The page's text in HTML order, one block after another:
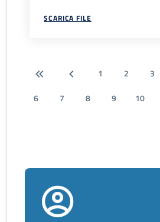
SCARICA FILE
1 2 3
6
7 8 9 10